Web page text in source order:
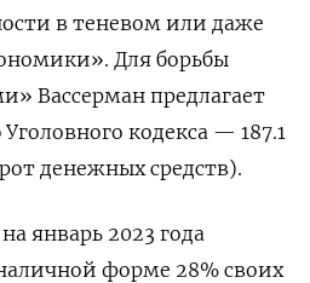
в теневом или даже
Для борьбы
Вассерман предлагает
кодекса — 187.1
денежных средств).
на январь 2023 года
форме 28% своих